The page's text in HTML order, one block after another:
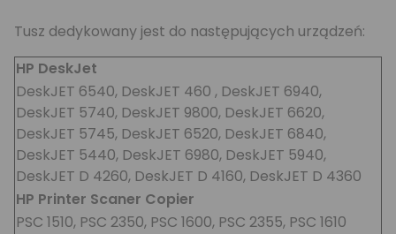
Tusz dedykowany jest do następujących urządzeń:
HP DeskJet
DeskJET 6540, DeskJET 460 , DeskJET 6940,
DeskJET 5740, DeskJET 9800, DeskJET 6620,
DeskJET 5745, DeskJET 6520, DeskJET 6840,
DeskJET 5440, DeskJET 6980, DeskJET 5940,
DeskJET D 4260, DeskJET D 4160, DeskJET D 4360
HP Printer Scaner Copier
PSC 1510, PSC 2350, PSC 1600, PSC 2355, PSC 1610